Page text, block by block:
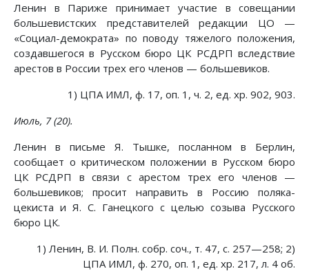
Ленин в Париже принимает участие в совещании
большевистских представителей редакции ЦО —
«Социал-демократа» по поводу тяжелого положения,
создавшегося в Русском бюро ЦК РСДРП вследствие
арестов в России трех его членов — большевиков.
1) ЦПА ИМЛ, ф. 17, оп. 1, ч. 2, ед. хр. 902, 903.
Июль, 7 (20).
Ленин в письме Я. Тышке, посланном в Берлин,
сообщает о критическом положении в Русском бюро
ЦК РСДРП в связи с арестом трех его членов —
большевиков; просит направить в Россию поляка-
цекиста и Я. С. Ганецкого с целью созыва Русского
бюро ЦК.
1) Ленин, В. И. Полн. собр. соч., т. 47, с. 257—258; 2)
ЦПА ИМЛ, ф. 270, оп. 1, ед. хр. 217, л. 4 об.